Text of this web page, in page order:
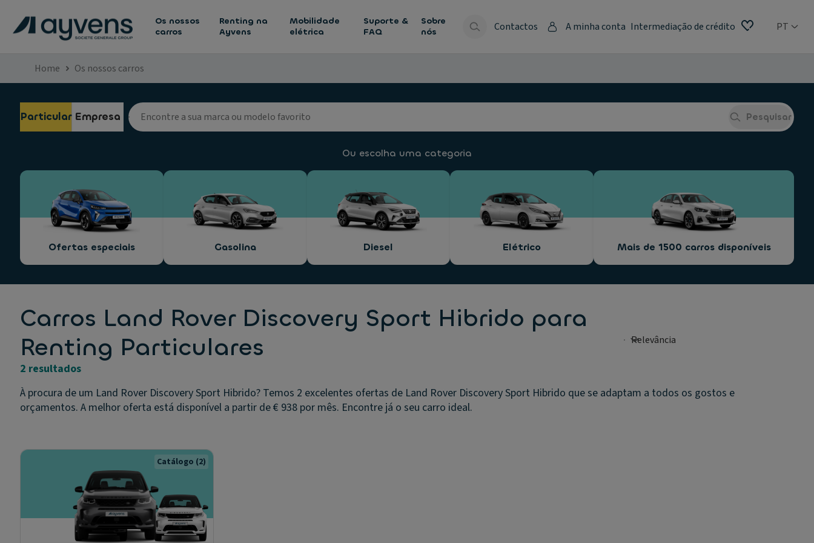
Os nossos
carros
Renting na
Ayvens
Mobilidade
elétrica
Suporte &
FAQ
Sobre
nós
Contactos A minha conta Intermediação de crédito PT
Home Os nossos carros
Particular Empresa Pesquisar
Ou escolha uma categoria
Ofertas especiais Gasolina Diesel Elétrico Mais de 1500 carros disponíveis
Carros Land Rover Discovery Sport Hibrido para
Renting Particulares
2 resultados
À procura de um Land Rover Discovery Sport Hibrido? Temos 2 excelentes ofertas de Land Rover Discovery Sport Hibrido que se adaptam a todos os gostos e
orçamentos. A melhor oferta está disponível a partir de € 938 por mês. Encontre já o seu carro ideal.
Catálogo (2)